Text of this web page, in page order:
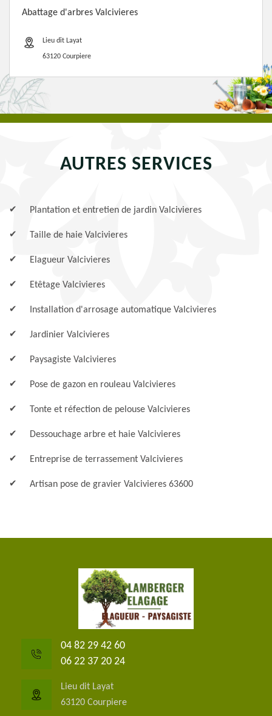
Abattage d'arbres Valcivieres
Lieu dit Layat
63120 Courpiere
AUTRES SERVICES
Plantation et entretien de jardin Valcivieres
Taille de haie Valcivieres
Elagueur Valcivieres
Etêtage Valcivieres
Installation d'arrosage automatique Valcivieres
Jardinier Valcivieres
Paysagiste Valcivieres
Pose de gazon en rouleau Valcivieres
Tonte et réfection de pelouse Valcivieres
Dessouchage arbre et haie Valcivieres
Entreprise de terrassement Valcivieres
Artisan pose de gravier Valcivieres 63600
04 82 29 42 60
06 22 37 20 24
Lieu dit Layat
63120 Courpiere